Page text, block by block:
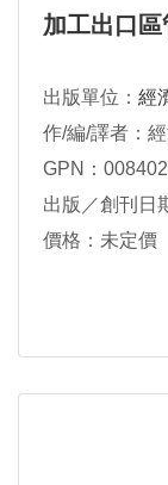
加工出口
出版單位： 經
作/編/譯者：
GPN：
出版／創刊日
價格：未定價